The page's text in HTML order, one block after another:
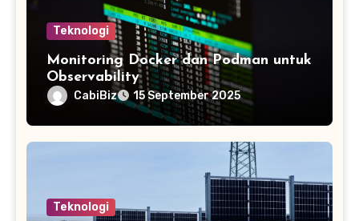
Teknologi
Monitoring Docker dan Podman untuk
Observability
CabiBiz 15 September 2025
Teknologi